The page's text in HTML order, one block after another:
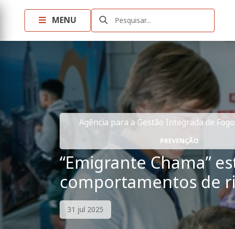
MENU Pesquisar...
Agência para a Gestão Integrada de
PREVENÇÃO
“Emigrante Chama”
comportamentos de
31 jul 2025